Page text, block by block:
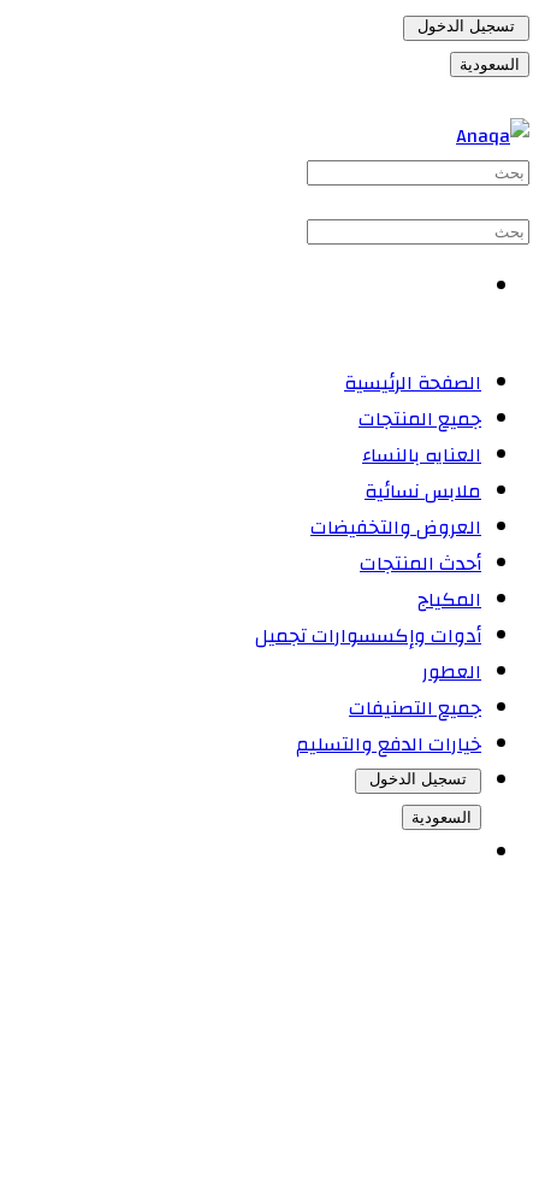
تسجيل الدخول
السعودية
الصفحة الرئيسية
جميع المنتجات
العنايه بالنساء
ملابس نسائية
العروض والتخفيضات
أحدث المنتجات
المكياج
أدوات وإكسسوارات تجميل
العطور
جميع التصنيفات
خيارات الدفع والتسليم
تسجيل الدخول
السعودية